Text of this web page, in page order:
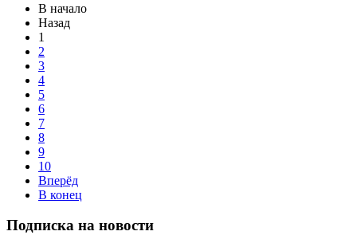
В начало
Назад
1
2
3
4
5
6
7
8
9
10
Вперёд
В конец
Подписка на новости